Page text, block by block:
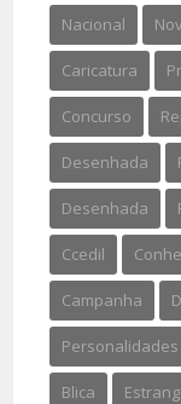
Nacional
Caricatura
Concurso
Desenhada
Desenhada
Ccedil Conhe
Campanha
Personalidades
Blica